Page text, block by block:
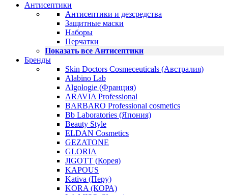
Антисептики
Антисептики и дезсредства
Защитные маски
Наборы
Перчатки
Показать все Антисептики
Бренды
Skin Doctors Cosmeceuticals (Австралия)
Alabino Lab
Algologie (Франция)
ARAVIA Professional
BARBARO Professional cosmetics
Bb Laboratories (Япония)
Beauty Style
ELDAN Cosmetics
GEZATONE
GLORIA
JIGOTT (Корея)
KAPOUS
Kativa (Перу)
KORA (КОРА)